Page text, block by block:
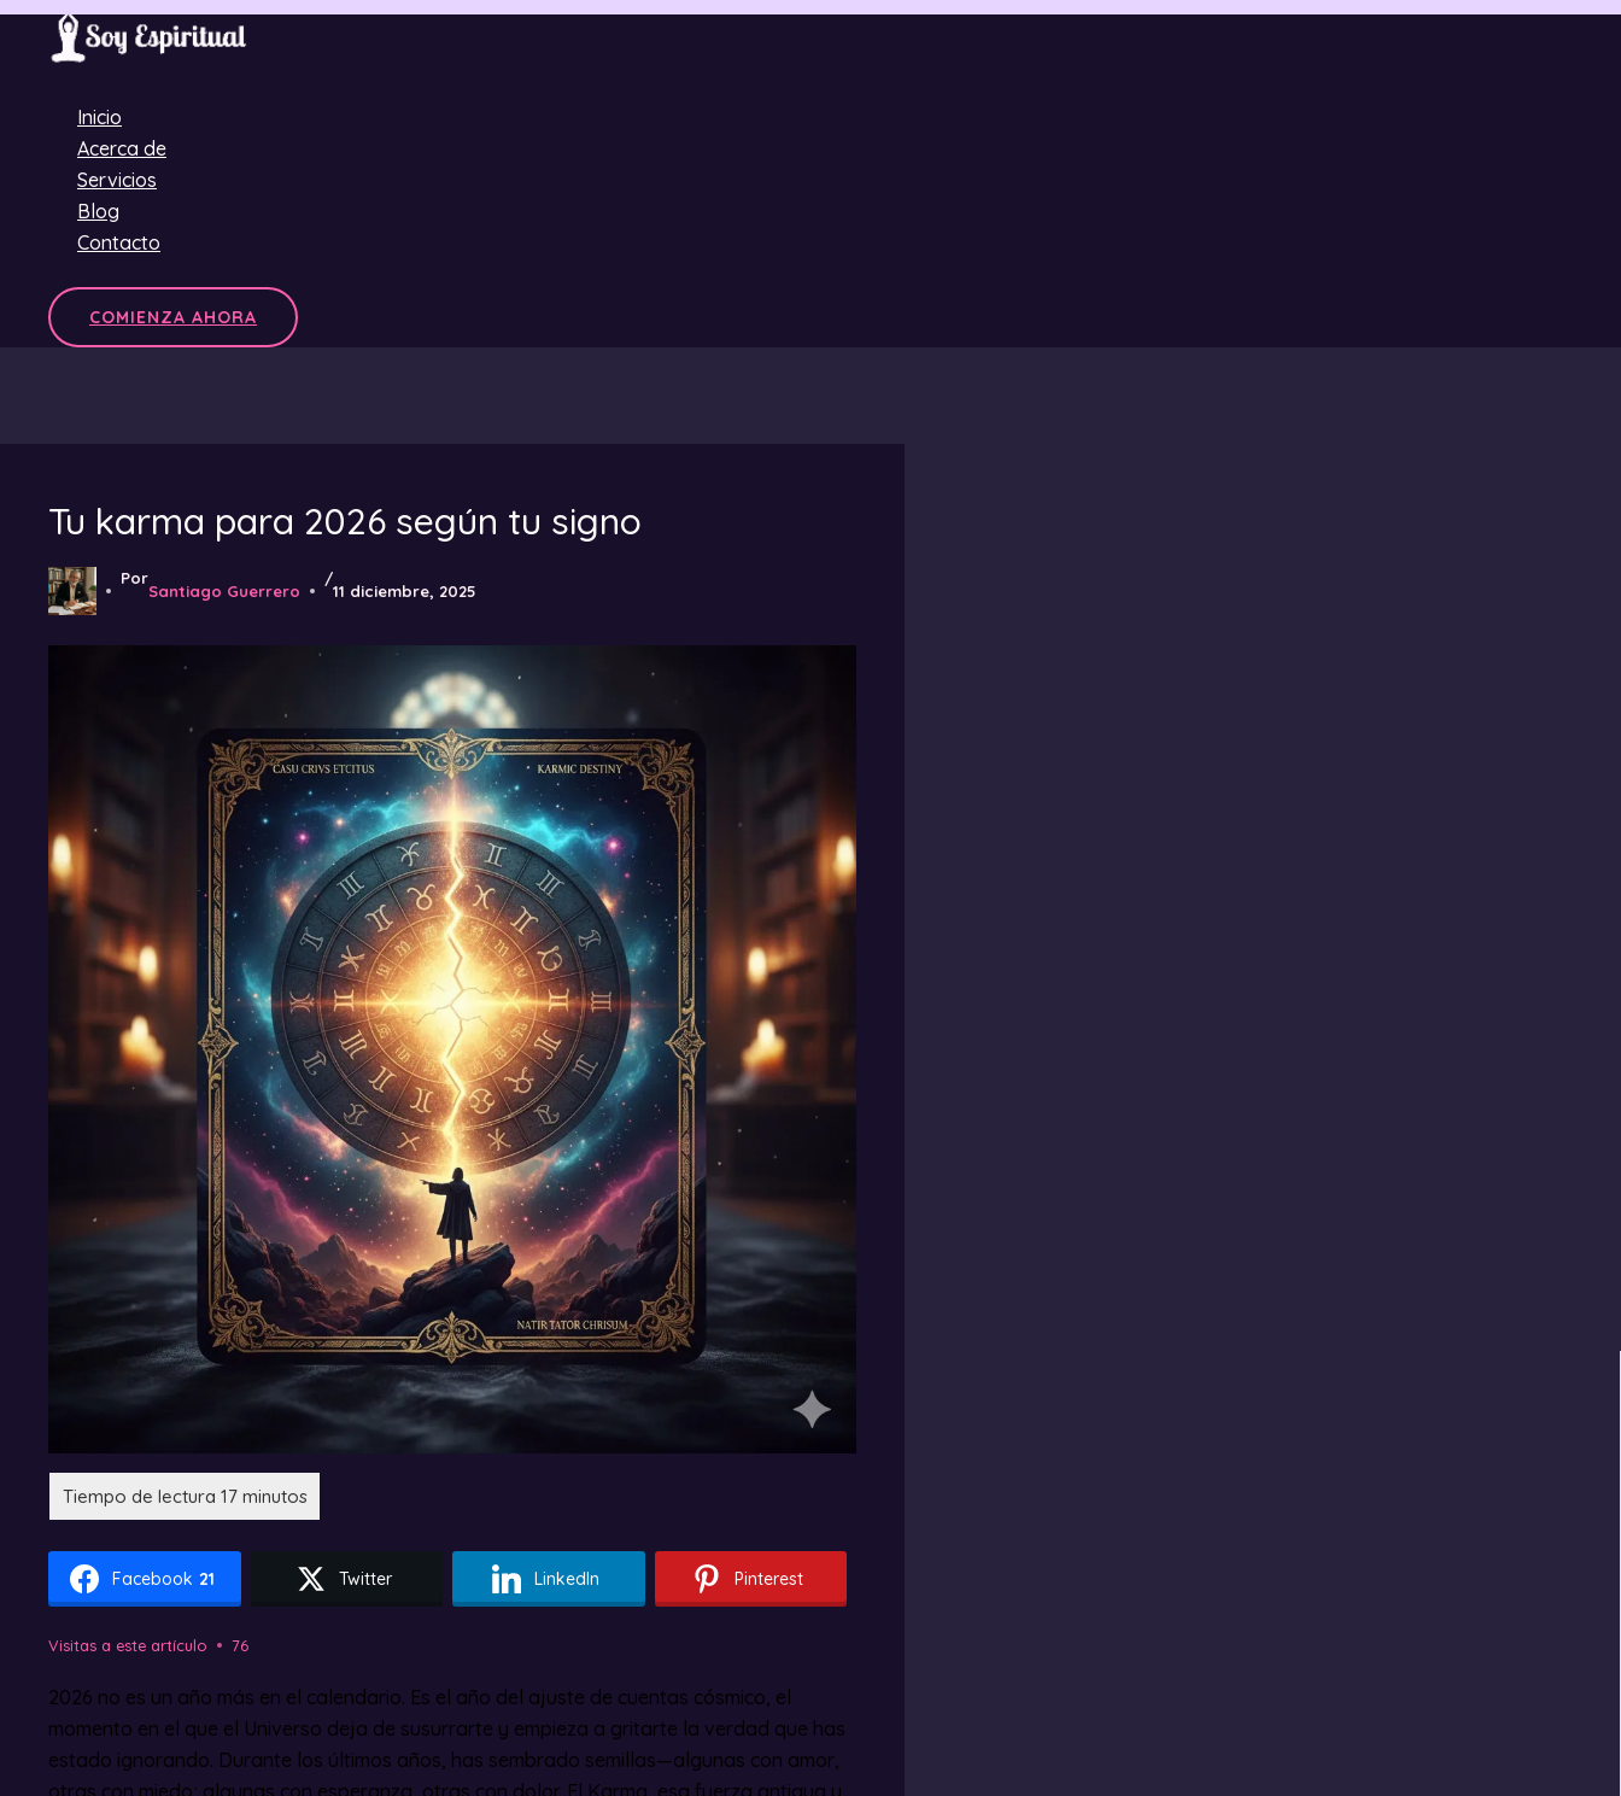
Ir
Inicio
Acerca de
Servicios
Blog
Contacto
COMIENZA AHORA
Tu karma para 2026 según tu signo
Por
Santiago Guerrero
/
11 diciembre, 2025
Facebook 21 Twitter LinkedIn Pinterest
Visitas a este artículo 76
2026 no es un año más en el calendario. Es el año del ajuste de cuentas cósmico, el
momento en el que el Universo deja de susurrarte y empieza a gritarte la verdad que has
estado ignorando. Durante los últimos años, has sembrado semillas—algunas con amor,